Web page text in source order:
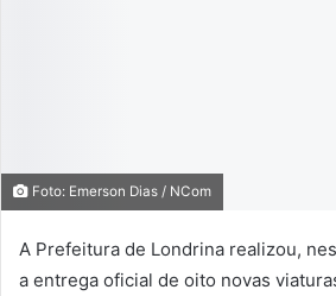
Foto: Emerson Dias / NCom
A Prefeitura de Londrina realizou,
a entrega oficial de oito novas